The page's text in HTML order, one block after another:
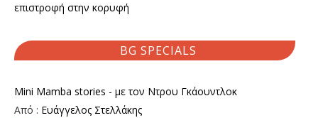
επιστροφή στην κορυφή
BG SPECIALS
Mini Mamba stories - με τον Ντρου Γκάουντλοκ
Από : Ευάγγελος Στελλάκης